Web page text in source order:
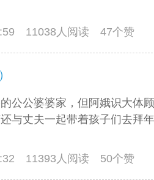
11038人阅读 47个赞
公公婆婆家，但阿娥识大体
与丈夫一起带着孩子们去拜
11393人阅读 50个赞